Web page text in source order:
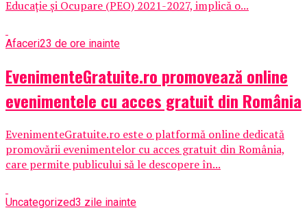
Educație și Ocupare (PEO) 2021-2027, implică o...
Afaceri23 de ore inainte
EvenimenteGratuite.ro promovează online
evenimentele cu acces gratuit din România
EvenimenteGratuite.ro este o platformă online dedicată
promovării evenimentelor cu acces gratuit din România,
care permite publicului să le descopere în...
Uncategorized3 zile inainte